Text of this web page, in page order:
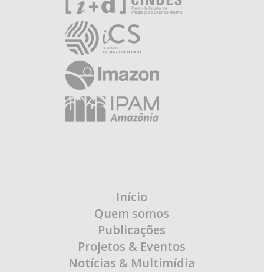
Início
Quem somos
Publicações
Projetos & Eventos
Notícias & Multimídia